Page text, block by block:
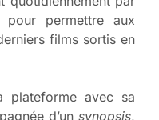
pour permettre aux
films sortis en
plateforme avec sa
d’unsynopsis,